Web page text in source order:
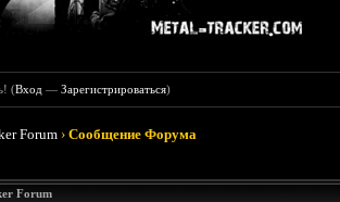
(Вход —Зарегистрироваться)
Forum ›Сообщение Форума
Forum